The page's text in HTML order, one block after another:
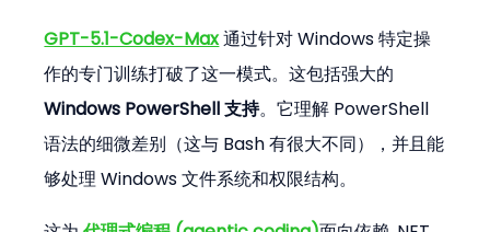
GPT-5.1-Codex-Max 通过针对 Windows 特定操
作的专门训练打破了这一模式。这包括强大的
Windows PowerShell 支持。它理解 PowerShell
语法的细微差别（这与 Bash 有很大不同），并且能
够处理 Windows 文件系统和权限结构。